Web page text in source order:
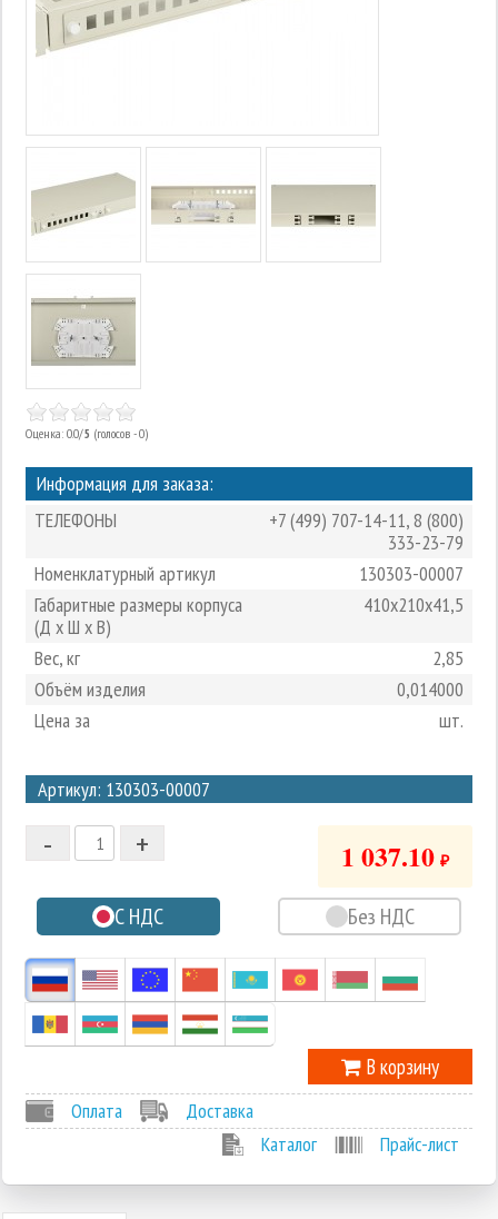
Оценка: 0.0/5 (голосов - 0)
Информация для заказа:
ТЕЛЕФОНЫ
+7 (499) 707-14-11,8 (800)
333-23-79
Номенклатурный артикул
130303-00007
Габаритные размеры корпуса
(Д х Ш х В)
410х210х41,5
Вес, кг
2,85
Объём изделия
0,014000
Цена за
шт.
Артикул: 130303-00007
2
1
-1
+
- 1 037.10 ₽
С НДС Без НДС
В корзину
Оплата
Доставка
Каталог
Прайс-лист